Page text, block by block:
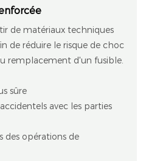
de matériaux techniques
de réduire le risque de choc
remplacement d'un fusible.
sûre
avec les parties
des opérations de